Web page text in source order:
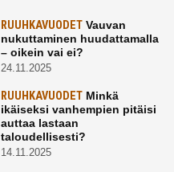
RUUHKAVUODETVauvan
nukuttaminen huudattamalla
– oikein vai ei?
24.11.2025
RUUHKAVUODETMinkä
ikäiseksi vanhempien pitäisi
auttaa lastaan
taloudellisesti?
14.11.2025